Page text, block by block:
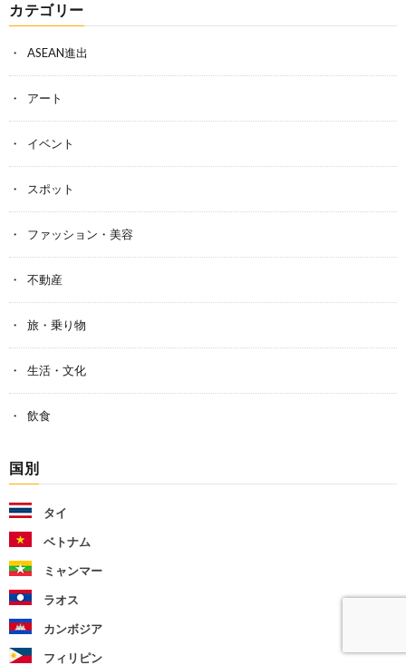
カテゴリー
ASEAN進出
アート
イベント
スポット
ファッション・美容
不動産
旅・乗り物
生活・文化
飲食
国別
タイ
ベトナム
ミャンマー
ラオス
カンボジア
フィリピン